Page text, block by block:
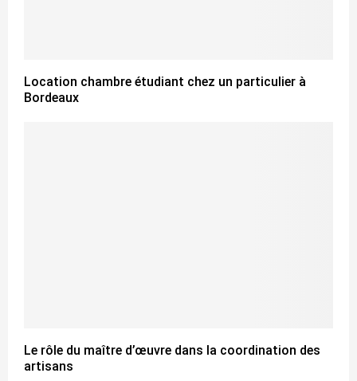
Location chambre étudiant chez un particulier à
Bordeaux
Le rôle du maître d’œuvre dans la coordination des
artisans